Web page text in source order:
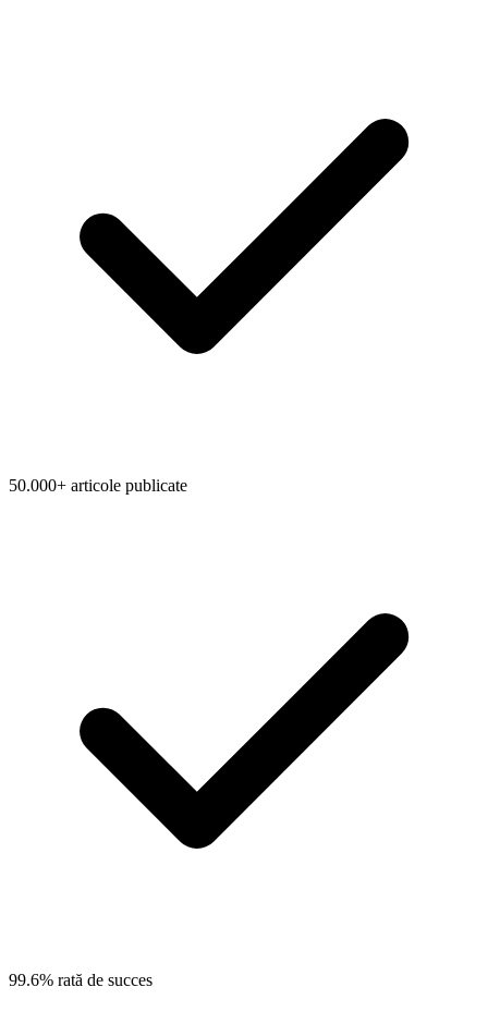
50.000+ articole publicate
99.6% rată de succes